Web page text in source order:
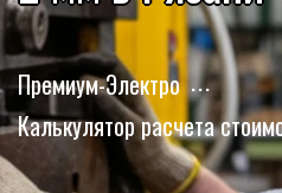
Премиум-Электро
Калькулятор расчета